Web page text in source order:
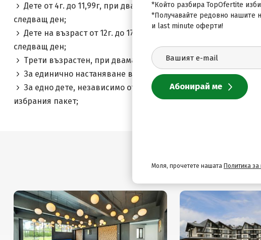
Дете от 4г. до 11,99г, при двама пълноплащащи, се
следващ ден;
Дете на възраст от 12г. до 17.99г., при двама
следващ ден;
Трети възрастен, при двама пълноплащащи, се заплаща:
За единично настаняване в студио се заплаща 920лв
За едно дете, независимо от възрстта си, настанено на
избрания пакет;
*Който разбира TopOfertite
*Получавайте редовно нашите
и last minute оферти!
Моля, прочетете нашата Политика